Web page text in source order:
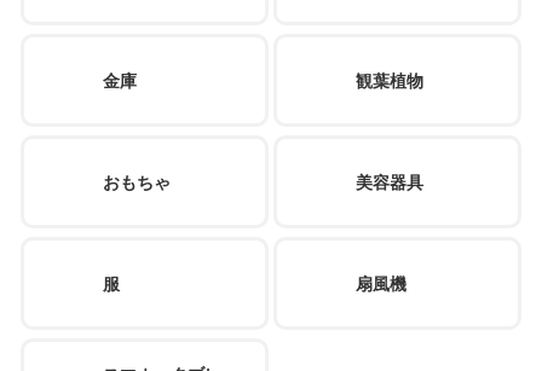
金庫 観葉植物
おもちゃ 美容器具
服 扇風機